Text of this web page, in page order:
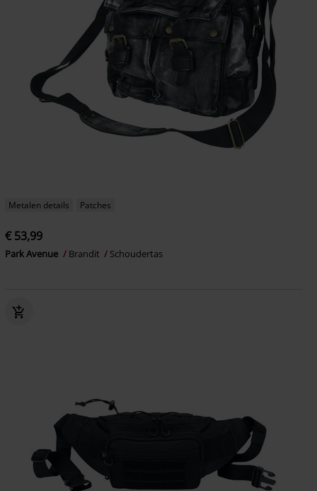
Metalen details Patches
€ 53,99
Park Avenue Brandit Schoudertas